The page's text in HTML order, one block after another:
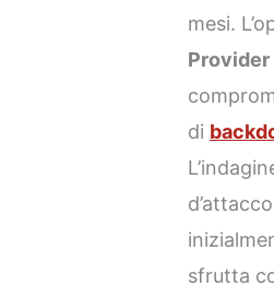
mesi.
Provider
di
sfrutta